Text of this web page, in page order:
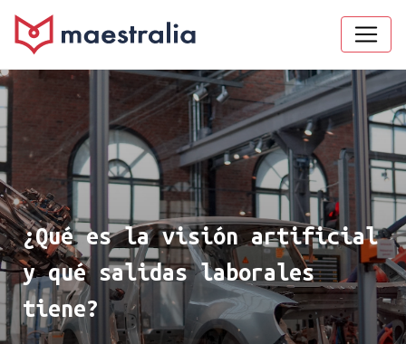
¿Qué es la visión artificial
y qué salidas laborales
tiene?